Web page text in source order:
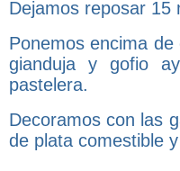
Dejamos reposar 15
Ponemos encima
gianduja y gofio
pastelera.
Decoramos con las
de plata comestible